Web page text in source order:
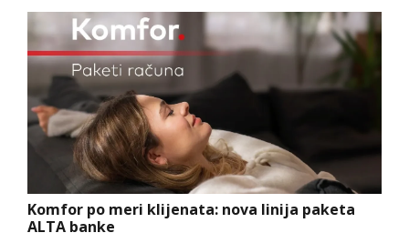
Komfor po meri klijenata: nova linija paketa
ALTA banke